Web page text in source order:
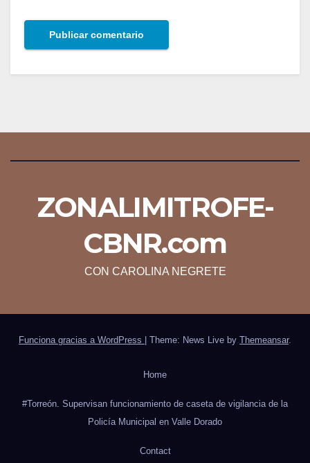
ZONALIMITROFE-
CBNR.com
CON CAROLINA NEGRETE
Funciona gracias a WordPress Theme: News Live by Themeansar.
Home
#Torreón. Supervisan funcionamiento de caseta de vigilancia de la
Policía Municipal en Valle Dorado
Contact